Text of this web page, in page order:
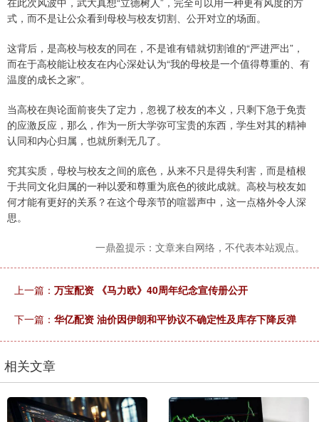
式，而不是让公众看到母校与校友切割、公开对立的场面。
这背后，是高校与校友的同在，不是谁有错就切割谁的“严进严出”，
而在于高校能让校友在内心深处认为“我的母校是一个值得尊重的、有
温度的成长之家”。
当高校在舆论面前丧失了定力，忽视了校友的本义，只剩下急于免责
的应激反应，那么，作为一所大学弥可宝贵的东西，学生对其的精神
认同和内心归属，也就所剩无几了。
究其实质，母校与校友之间的底色，从来不只是得失利害，而是植根
于共同文化归属的一种以爱和尊重为底色的彼此成就。高校与校友如
何才能有更好的关系？在这个母亲节的喧嚣声中，这一点格外令人深
思。
一鼎盈提示：文章来自网络，不代表本站观点。
上一篇： 万宝配资 《马力欧》40周年纪念宣传册公开
下一篇： 华亿配资 油价因伊朗和平协议不确定性及库存下降反弹
相关文章